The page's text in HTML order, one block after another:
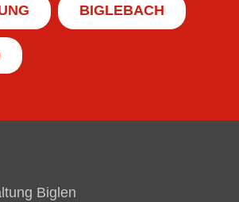
BIGLEBACH
Biglen